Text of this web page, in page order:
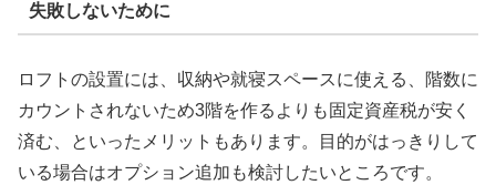
失敗しないために
ロフトの設置には、収納や就寝スペースに使える、階数に
カウントされないため3階を作るよりも固定資産税が安く
済む、といったメリットもあります。目的がはっきりして
いる場合はオプション追加も検討したいところです。